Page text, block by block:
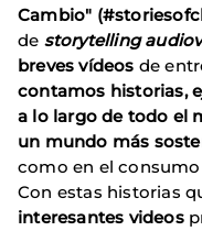
Cambio"
de storytelling
breves vídeos de
contamos historias,
a lo largo de todo el
un mundo más
como en el
Con estas historias
interesantes videos